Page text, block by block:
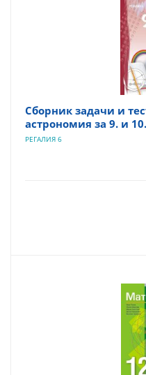
Сборник задачи и
астрономия за 9. и
РЕГАЛИЯ 6